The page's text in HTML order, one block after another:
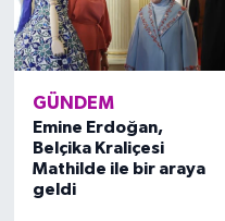
GÜNDEM
Emine Erdoğan,
Belçika Kraliçesi
Mathilde ile bir araya
geldi